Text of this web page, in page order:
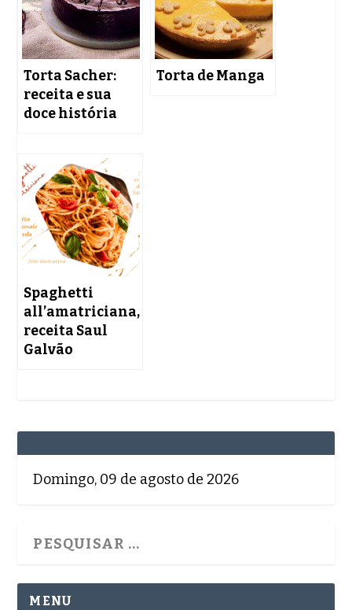
Torta Sacher:
receita e sua
doce história
Torta de Manga
Spaghetti
all’amatriciana,
receita Saul
Galvão
Domingo, 09 de agosto de 2026
MENU